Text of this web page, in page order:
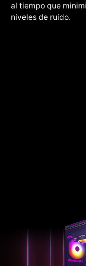
al tiempo que
niveles de ruido.